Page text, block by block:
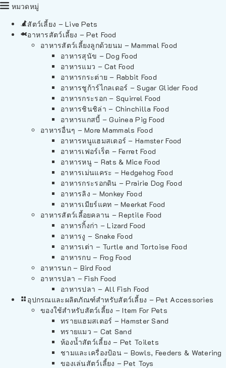
หมวดหมู่
สัตว์เลี้ยง – Live Pets
อาหารสัตว์เลี้ยง – Pet Food
อาหารสัตว์เลี้ยงลูกด้วยนม – Mammal Food
อาหารสุนัข – Dog Food
อาหารแมว – Cat Food
อาหารกระต่าย – Rabbit Food
อาหารชูก้าร์ไกลเดอร์ – Sugar Glider Food
อาหารกระรอก – Squirrel Food
อาหารชินชิล่า – Chinchilla Food
อาหารแกสบี้ – Guinea Pig Food
อาหารอื่นๆ – More Mammals Food
อาหารหนูแฮมสเตอร์ – Hamster Food
อาหารเฟอร์เร็ต – Ferret Food
อาหารหนู – Rats & Mice Food
อาหารเม่นแคระ – Hedgehog Food
อาหารกระรอกดิน – Prairie Dog Food
อาหารลิง – Monkey Food
อาหารเมียร์แคท – Meerkat Food
อาหารสัตว์เลี้อยคลาน – Reptile Food
อาหารกิ้งก่า – Lizard Food
อาหารงู – Snake Food
อาหารเต่า – Turtle and Tortoise Food
อาหารกบ – Frog Food
อาหารนก – Bird Food
อาหารปลา – Fish Food
อาหารปลา – All Fish Food
อุปกรณและผลิตภัณฑ์สำหรับสัตว์เลี้ยง – Pet Accessories
ของใช้สำหรับสัตว์เลี้ยง – Item For Pets
ทรายแฮมสเตอร์ – Hamster Sand
ทรายแมว – Cat Sand
ห้องน้ำสัตว์เลี้ยง – Pet Toilets
ชามและเครื่องป้อน – Bowls, Feeders & Watering
ของเล่นสัตว์เลี้ยง – Pet Toys